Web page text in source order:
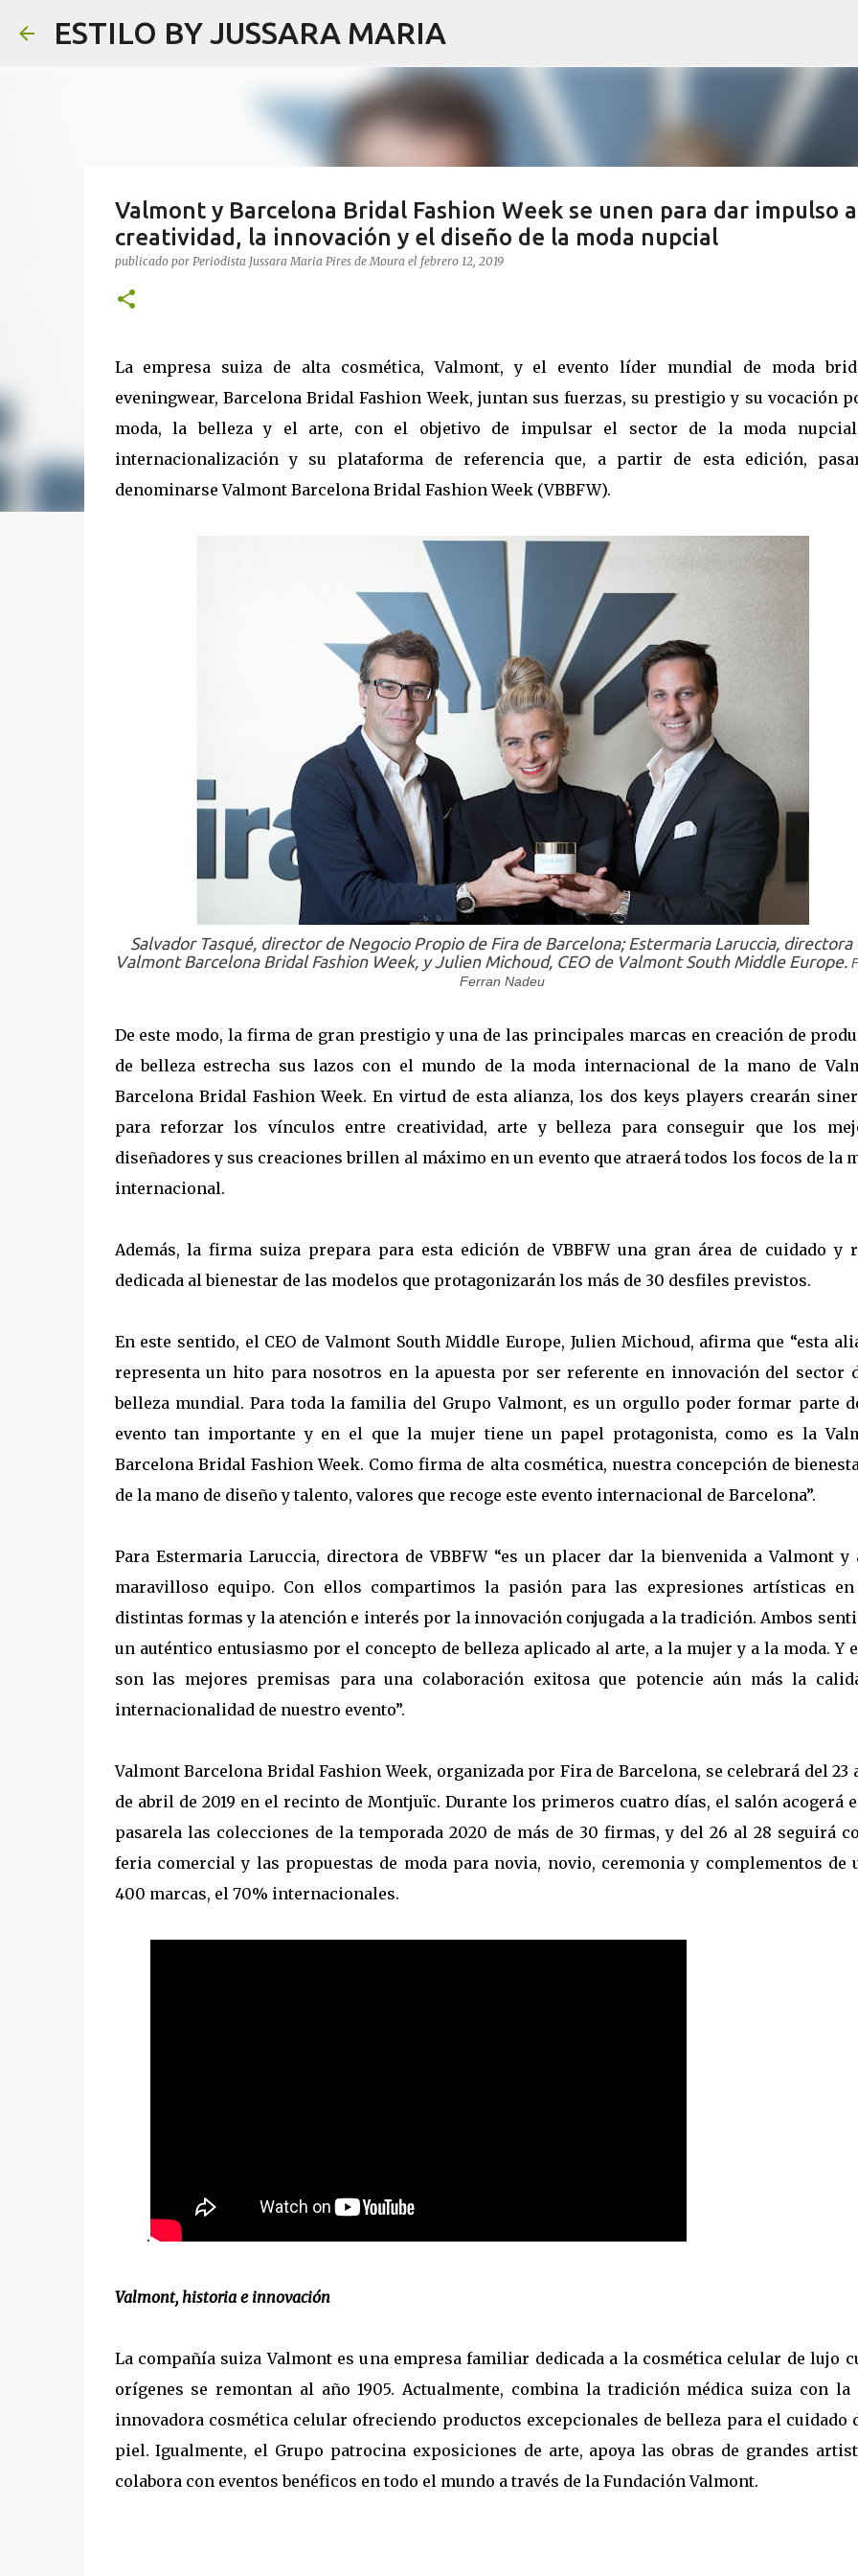
ESTILO BY JUSSARA MARIA
Valmont y Barcelona Bridal Fashion Week se unen para dar impulso
creatividad, la innovación y el diseño de la moda nupcial
publicado por Periodista Jussara Maria Pires de Moura el febrero 12, 2019
La empresa suiza de alta cosmética, Valmont, y el evento líder mundial de moda
eveningwear, Barcelona Bridal Fashion Week, juntan sus fuerzas, su prestigio y su vocación
moda, la belleza y el arte, con el objetivo de impulsar el sector de la moda
internacionalización y su plataforma de referencia que, a partir de esta edición,
denominarse Valmont Barcelona Bridal Fashion Week (VBBFW).
Salvador Tasqué, director de Negocio Propio de Fira de Barcelona; Estermaria Laruccia, directora
Valmont Barcelona Bridal Fashion Week, y Julien Michoud, CEO de Valmont South Middle Europe.
Ferran Nadeu
De este modo, la firma de gran prestigio y una de las principales marcas en creación de
de belleza estrecha sus lazos con el mundo de la moda internacional de la mano de
Barcelona Bridal Fashion Week. En virtud de esta alianza, los dos keys players crearán
para reforzar los vínculos entre creatividad, arte y belleza para conseguir que los
diseñadores y sus creaciones brillen al máximo en un evento que atraerá todos los focos de la
internacional.
Además, la firma suiza prepara para esta edición de VBBFW una gran área de cuidado y
dedicada al bienestar de las modelos que protagonizarán los más de 30 desfiles previstos.
En este sentido, el CEO de Valmont South Middle Europe, Julien Michoud, afirma que “esta
representa un hito para nosotros en la apuesta por ser referente en innovación del sector
belleza mundial. Para toda la familia del Grupo Valmont, es un orgullo poder formar parte
evento tan importante y en el que la mujer tiene un papel protagonista, como es la
Barcelona Bridal Fashion Week. Como firma de alta cosmética, nuestra concepción de
de la mano de diseño y talento, valores que recoge este evento internacional de Barcelona”.
Para Estermaria Laruccia, directora de VBBFW “es un placer dar la bienvenida a Valmont y
maravilloso equipo. Con ellos compartimos la pasión para las expresiones artísticas en
distintas formas y la atención e interés por la innovación conjugada a la tradición. Ambos
un auténtico entusiasmo por el concepto de belleza aplicado al arte, a la mujer y a la moda. Y
son las mejores premisas para una colaboración exitosa que potencie aún más la
internacionalidad de nuestro evento”.
Valmont Barcelona Bridal Fashion Week, organizada por Fira de Barcelona, se celebrará del 23
de abril de 2019 en el recinto de Montjuïc. Durante los primeros cuatro días, el salón acogerá
pasarela las colecciones de la temporada 2020 de más de 30 firmas, y del 26 al 28 seguirá
feria comercial y las propuestas de moda para novia, novio, ceremonia y complementos de
400 marcas, el 70% internacionales.
.
Valmont, historia e innovación
La compañía suiza Valmont es una empresa familiar dedicada a la cosmética celular de lujo
orígenes se remontan al año 1905. Actualmente, combina la tradición médica suiza con la
innovadora cosmética celular ofreciendo productos excepcionales de belleza para el cuidado
piel. Igualmente, el Grupo patrocina exposiciones de arte, apoya las obras de grandes
colabora con eventos benéficos en todo el mundo a través de la Fundación Valmont.